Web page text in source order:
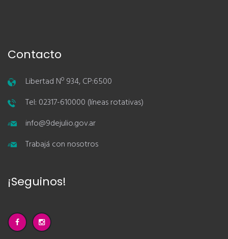
Contacto
Libertad Nº 934, CP:6500
Tel: 02317-610000 (líneas rotativas)
info@9dejulio.gov.ar
Trabajá con nosotros
¡Seguinos!